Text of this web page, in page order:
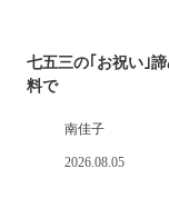
七五三の｢お祝い｣
料で
南佳子
2026.08.05